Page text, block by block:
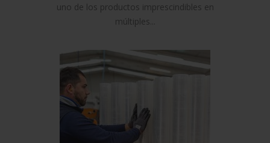
uno de los productos imprescindibles en
múltiples...